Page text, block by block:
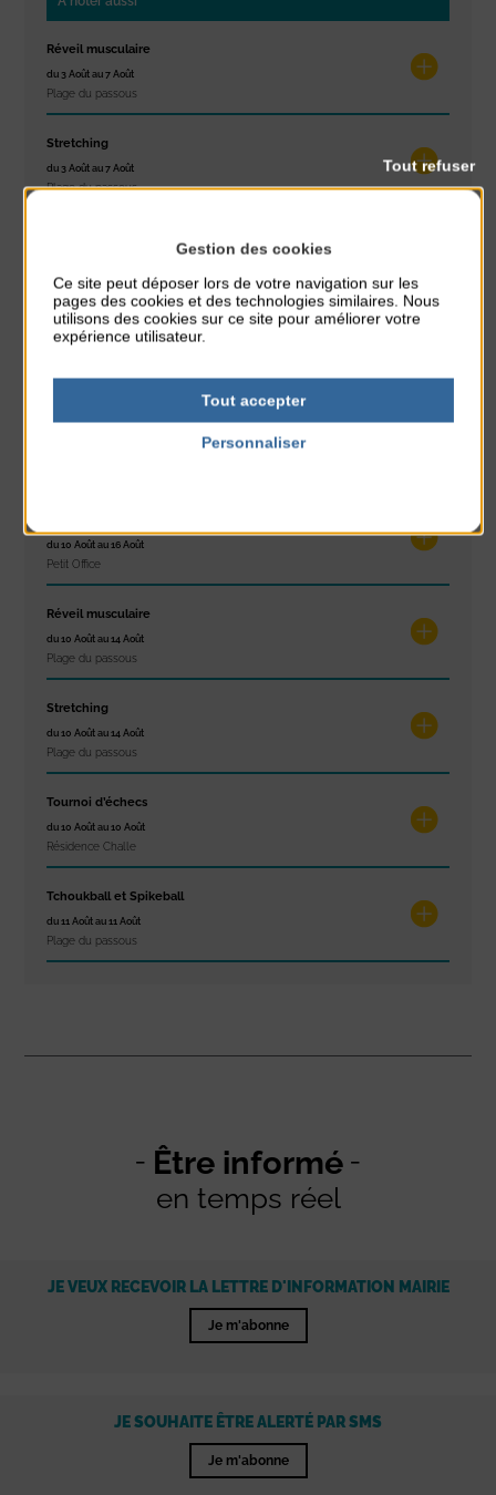
Réveil musculaire
du 3 Août au 7 Août
Plage du passous
Stretching
du 3 Août au 7 Août
Plage du passous
Plage du passous
Glisse & Environnement
Place du Général de Gaulle
Concert
du 10 Août au 16 Août
Petit Office
Réveil musculaire
du 10 Août au 14 Août
Plage du passous
Stretching
du 10 Août au 14 Août
Plage du passous
Tournoi d’échecs
du 10 Août au 10 Août
Résidence Challe
Tchoukball et Spikeball
du 11 Août au 11 Août
Plage du passous
Être informé
en temps réel
JE VEUX RECEVOIR LA LETTRE D'INFORMATION MAIRIE
Je m'abonne
JE SOUHAITE ÊTRE ALERTÉ PAR SMS
Je m'abonne
Gestion des cookies
Ce site peut déposer lors de votre navigation sur les
pages des cookies et des technologies similaires. Nous
utilisons des cookies sur ce site pour améliorer votre
expérience utilisateur.
Tout accepter
Tout refuser
Personnaliser